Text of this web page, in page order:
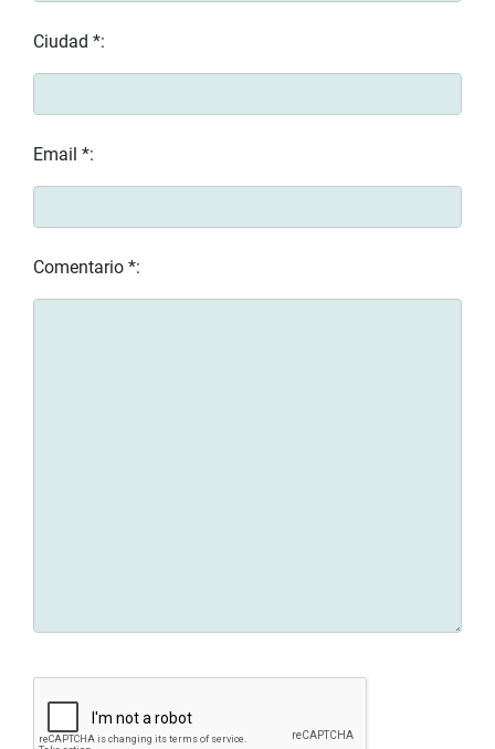
Ciudad *:
Email *:
Comentario *: